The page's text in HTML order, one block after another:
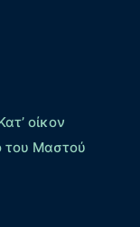
οίκον
του Μαστού